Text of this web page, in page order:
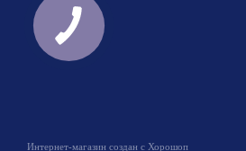
Интернет-магазин создан с Хорошоп